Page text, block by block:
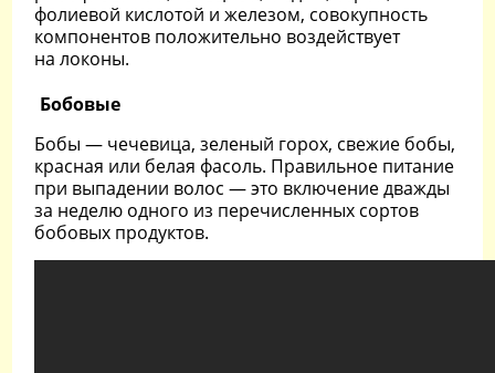
фолиевой кислотой и железом, совокупность
компонентов положительно воздействует
на локоны.
Бобовые
Бобы — чечевица, зеленый горох, свежие бобы,
красная или белая фасоль. Правильное питание
при выпадении волос — это включение дважды
за неделю одного из перечисленных сортов
бобовых продуктов.